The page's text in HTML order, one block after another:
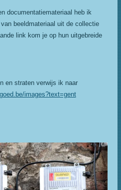
documentatiemateriaal heb ik
beeldmateriaal uit de collectie
link kom je op hun uitgebreide
en straten verwijs ik naar
images?text=gent